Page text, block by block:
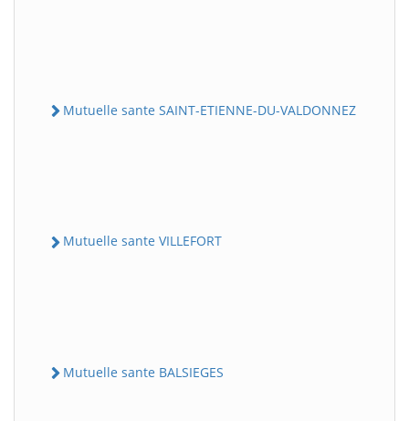
Mutuelle sante SAINT-ETIENNE-DU-VALDONNEZ
Mutuelle sante VILLEFORT
Mutuelle sante BALSIEGES